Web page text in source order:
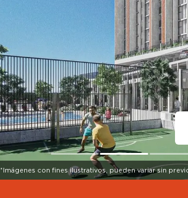
*Imágenes con fines ilustrativos, pueden variar sin